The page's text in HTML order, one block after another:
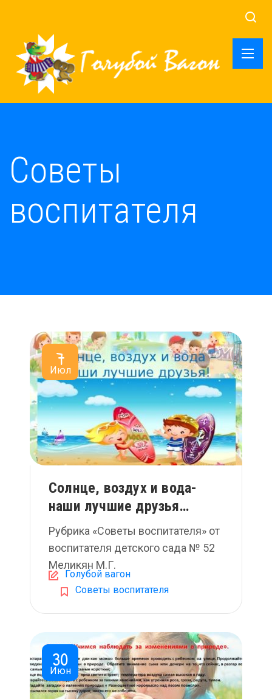
Советы
воспитателя
7
Июл
Солнце, воздух и вода-
наши лучшие друзья…
Рубрика «Советы воспитателя» от
воспитателя детского сада № 52
Меликян М.Г.
Голубой вагон
Советы воспитателя
30
Июн